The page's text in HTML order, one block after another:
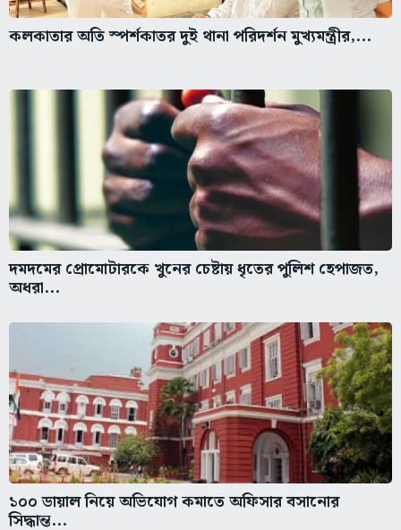
কলকাতার অতি স্পর্শকাতর দুই থানা পরিদর্শন মুখ্যমন্ত্রীর,...
দমদমের প্রোমোটারকে খুনের চেষ্টায় ধৃতের পুলিশ হেপাজত,
অধরা...
১০০ ডায়াল নিয়ে অভিযোগ কমাতে অফিসার বসানোর
সিদ্ধান্ত...